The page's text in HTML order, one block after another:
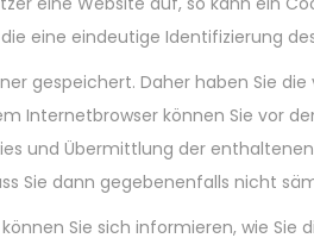
eine eindeutige Identifizierung
gespeichert. Daher haben Sie
Internetbrowser können Sie vor
und Übermittlung der
Sie dann gegebenenfalls nicht
Sie sich informieren, wie